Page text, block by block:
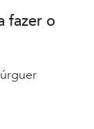
fazer o